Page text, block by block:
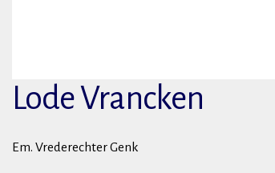
Lode Vrancken
Em. Vrederechter Genk